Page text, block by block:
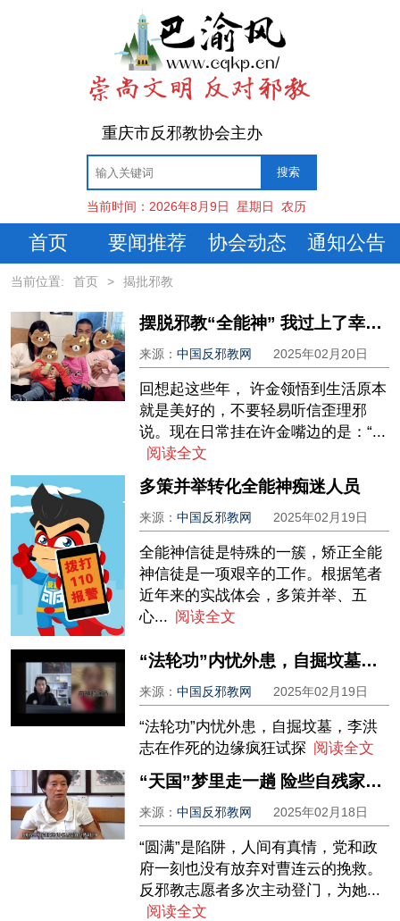
重庆市反邪教协会主办
当前时间： 2026年8月9日 星期日 农历
首页 要闻推荐 协会动态 通知公告
当前位置: 首页 > 揭批邪教
摆脱邪教“全能神” 我过上了幸福生活
来源：中国反邪教网 2025年02月20日
回想起这些年， 许金领悟到生活原本
就是美好的，不要轻易听信歪理邪
说。现在日常挂在许金嘴边的是：“...
阅读全文
多策并举转化全能神痴迷人员
来源：中国反邪教网 2025年02月19日
全能神信徒是特殊的一簇，矫正全能
神信徒是一项艰辛的工作。根据笔者
近年来的实战体会，多策并举、五
心... 阅读全文
“法轮功”内忧外患，自掘坟墓，李洪志在作死的边缘疯狂试探
来源：中国反邪教网 2025年02月19日
“法轮功”内忧外患，自掘坟墓，李洪
志在作死的边缘疯狂试探 阅读全文
“天国”梦里走一趟 险些自残家遭殃
来源：中国反邪教网 2025年02月18日
“圆满”是陷阱，人间有真情，党和政
府一刻也没有放弃对曹连云的挽救。
反邪教志愿者多次主动登门，为她...
阅读全文